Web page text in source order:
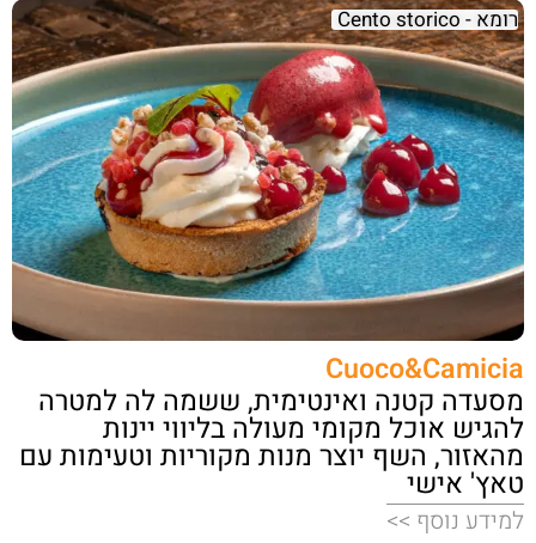
רומא - Cento storico
Cuoco&Camicia
מסעדה קטנה ואינטימית, ששמה לה למטרה
להגיש אוכל מקומי מעולה בליווי יינות
מהאזור, השף יוצר מנות מקוריות וטעימות עם
טאץ' אישי
למידע נוסף >>